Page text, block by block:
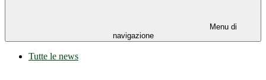
Menu di
navigazione
Tutte le news